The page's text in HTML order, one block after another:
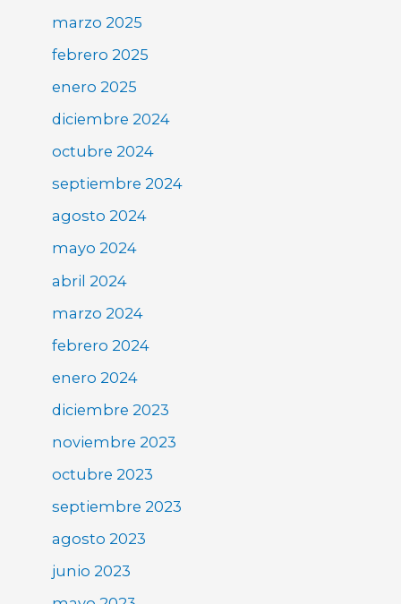
marzo 2025
febrero 2025
enero 2025
diciembre 2024
octubre 2024
septiembre 2024
agosto 2024
mayo 2024
abril 2024
marzo 2024
febrero 2024
enero 2024
diciembre 2023
noviembre 2023
octubre 2023
septiembre 2023
agosto 2023
junio 2023